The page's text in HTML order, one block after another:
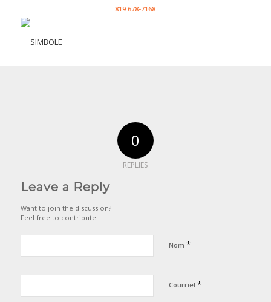
819 678-7168
0
REPLIES
Leave a Reply
Want to join the discussion?
Feel free to contribute!
Nom *
Courriel *